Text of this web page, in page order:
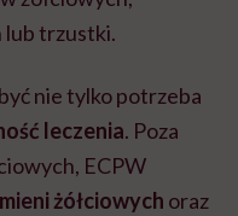
trzustki.
nie tylko potrzeba
leczenia. Poza
ECPW
żółciowych oraz